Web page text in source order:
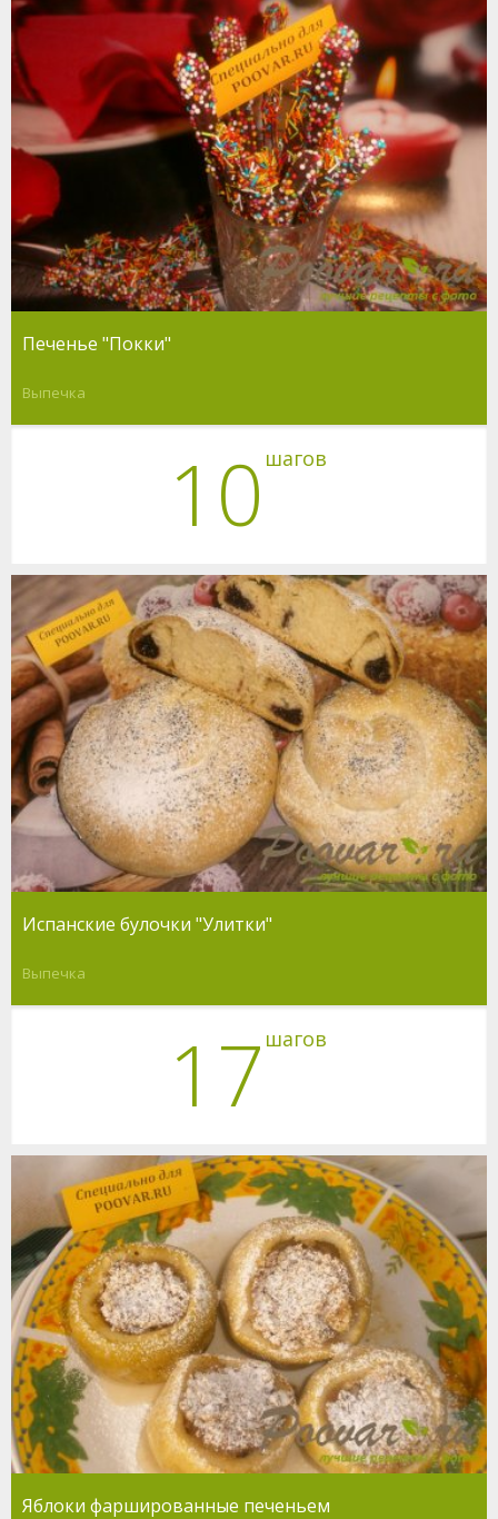
Печенье "Покки"
Выпечка
10 шагов
Испанские булочки "Улитки"
Выпечка
17 шагов
Яблоки фаршированные печеньем